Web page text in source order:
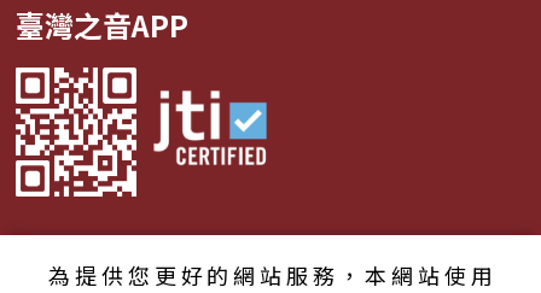
臺灣之音APP
為提供您更好的網站服務，本網站使用